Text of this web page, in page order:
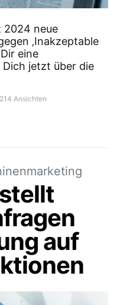
2024 neue
‚Inakzeptable
eine
jetzt über die
214 Ansichten
auf